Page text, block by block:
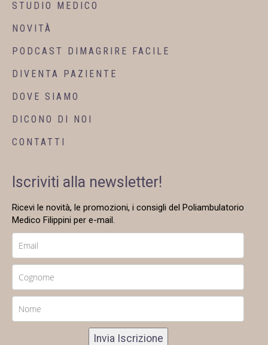
STUDIO MEDICO
NOVITÀ
PODCAST DIMAGRIRE FACILE
DIVENTA PAZIENTE
DOVE SIAMO
DICONO DI NOI
CONTATTI
Iscriviti alla newsletter!
Ricevi le novità, le promozioni, i consigli del Poliambulatorio
Medico Filippini per e-mail.
Invia Iscrizione